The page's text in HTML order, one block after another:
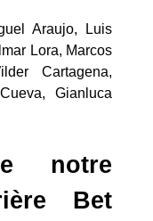
Araujo, Luis
Lora, Marcos
Cartagena,
Gianluca
notre
Bet